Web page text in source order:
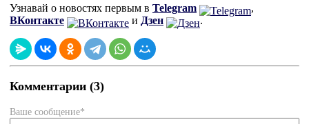
Узнавай о новостях первым в Telegram
,
ВКонтакте
и Дзен .
Комментарии (3)
Ваше сообщение*